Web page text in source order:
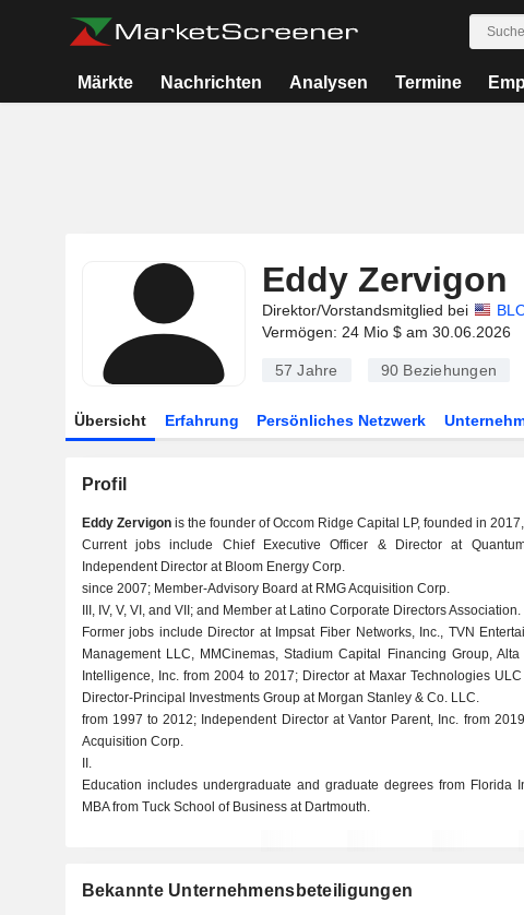
Märkte Nachrichten Analysen Termine
Eddy Zervigon
Direktor/Vorstandsmitglied bei
Vermögen: 24 Mio $ am 30.06.2026
57 Jahre 90 Beziehungen
Übersicht Erfahrung Persönliches Netzwerk
Profil
Eddy Zervigonis the founder of Occom Ridge Capital LP, founded in
Current jobs include Chief Executive Officer & Director at
Independent Director at Bloom Energy Corp.
since 2007; Member-Advisory Board at RMG Acquisition Corp.
III, IV, V, VI, and VII; and Member at Latino Corporate Directors Association.
Former jobs include Director at Impsat Fiber Networks, Inc., TVN
Management LLC, MMCinemas, Stadium Capital Financing Group,
Intelligence, Inc. from 2004 to 2017; Director at Maxar Technologies
Director-Principal Investments Group at Morgan Stanley & Co. LLC.
from 1997 to 2012; Independent Director at Vantor Parent, Inc. from
Acquisition Corp.
II.
Education includes undergraduate and graduate degrees from Florida
MBA from Tuck School of Business at Dartmouth.
Bekannte Unternehmensbeteiligungen